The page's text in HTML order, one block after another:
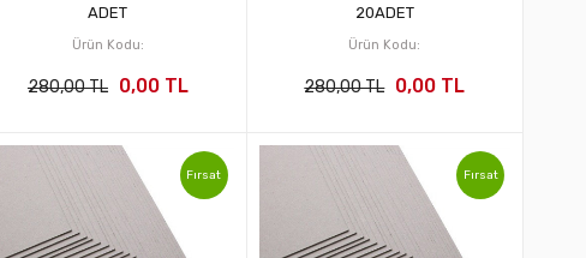
ADET
Ürün Kodu:
280,00 TL 0,00 TL
20ADET
Ürün Kodu:
280,00 TL 0,00 TL
Fırsat Fırsat